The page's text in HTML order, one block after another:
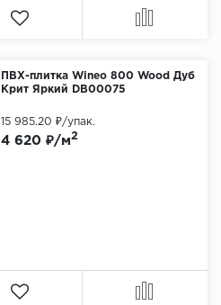
ПВХ-плитка Wineo 800 Wood Дуб
Крит Яркий DB00075
4 620 ₽/м2
15 985.20 ₽/упак.